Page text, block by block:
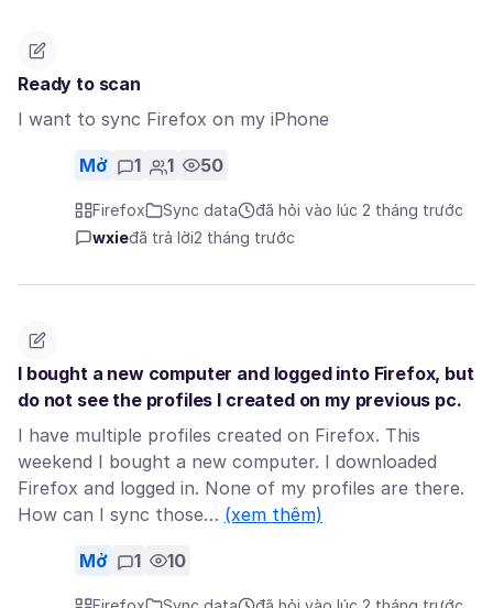
Ready to scan
I want to sync Firefox on my iPhone
Mở 1 1 50
Firefox Sync data
đã hỏi vào lúc 2 tháng trước
wxieđã trả lời2 tháng trước
I bought a new computer and logged into Firefox, but
do not see the profiles I created on my previous pc.
I have multiple profiles created on Firefox. This
weekend I bought a new computer. I downloaded
Firefox and logged in. None of my profiles are there.
How can I sync those… (xem thêm)
Mở 1 10